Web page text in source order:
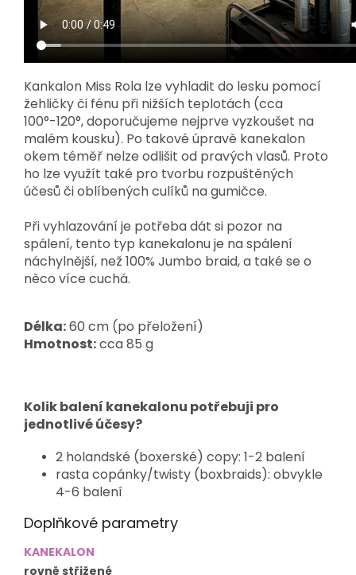
Kankalon Miss Rola lze vyhladit do lesku pomocí
žehličky či fénu při nižších teplotách (cca
100°-120°, doporučujeme nejprve vyzkoušet na
malém kousku). Po takové úpravě kanekalon
okem téměř nelze odlišit od pravých vlasů. Proto
ho lze využít také pro tvorbu rozpuštěných
účesů či oblíbených culíků na gumičce.
Při vyhlazování je potřeba dát si pozor na
spálení, tento typ kanekalonu je na spálení
náchylnější, než 100% Jumbo braid, a také se o
něco více cuchá.
Délka:60 cm (po přeložení)
Hmotnost:cca 85 g
Kolik balení kanekalonu potřebuji pro
jednotlivé účesy?
2 holandské (boxerské) copy: 1-2 balení
rasta copánky/twisty (boxbraids): obvykle
4-6 balení
Doplňkové parametry
KANEKALON
rovně střižené